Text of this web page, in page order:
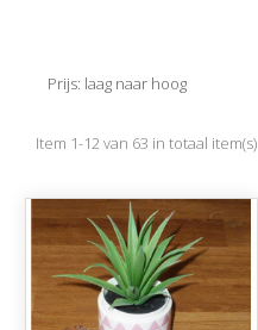
Prijs: laag naar hoog
Item 1-12 van 63 in totaal item(s)